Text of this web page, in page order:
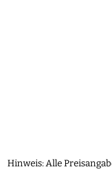
Hinweis: Alle